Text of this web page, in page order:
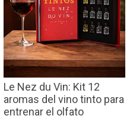
Le Nez du Vin: Kit 12
aromas del vino tinto para
entrenar el olfato